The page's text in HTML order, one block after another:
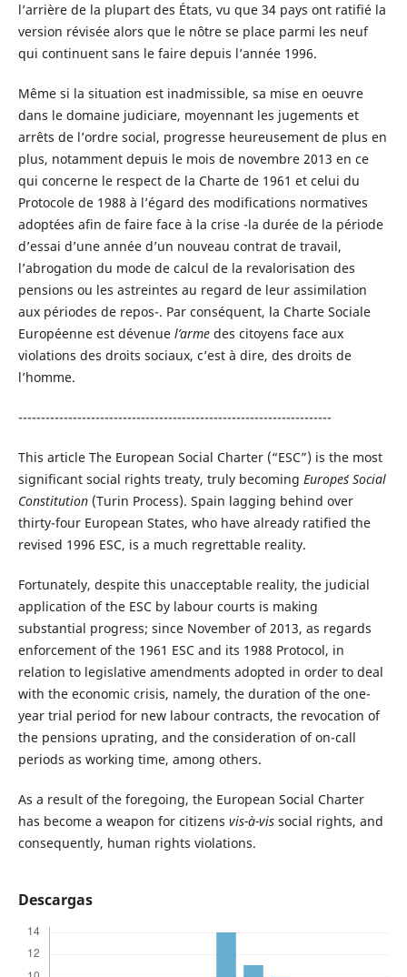
l’arrière de la plupart des États, vu que 34 pays ont ratifié la
version révisée alors que le nôtre se place parmi les neuf
qui continuent sans le faire depuis l’année 1996.
Même si la situation est inadmissible, sa mise en oeuvre
dans le domaine judiciare, moyennant les jugements et
arrêts de l’ordre social, progresse heureusement de plus en
plus, notamment depuis le mois de novembre 2013 en ce
qui concerne le respect de la Charte de 1961 et celui du
Protocole de 1988 à l’égard des modifications normatives
adoptées afin de faire face à la crise -la durée de la période
d’essai d’une année d’un nouveau contrat de travail,
l’abrogation du mode de calcul de la revalorisation des
pensions ou les astreintes au regard de leur assimilation
aux périodes de repos-. Par conséquent, la Charte Sociale
Européenne est dévenue l’armedes citoyens face aux
violations des droits sociaux, c’est à dire, des droits de
l’homme.
---------------------------------------------------------------------
This article The European Social Charter (“ESC”) is the most
significant social rights treaty, truly becoming Europe´s Social
Constitution(Turin Process). Spain lagging behind over
thirty-four European States, who have already ratified the
revised 1996 ESC, is a much regrettable reality.
Fortunately, despite this unacceptable reality, the judicial
application of the ESC by labour courts is making
substantial progress; since November of 2013, as regards
enforcement of the 1961 ESC and its 1988 Protocol, in
relation to legislative amendments adopted in order to deal
with the economic crisis, namely, the duration of the one-
year trial period for new labour contracts, the revocation of
the pensions uprating, and the consideration of on-call
periods as working time, among others.
As a result of the foregoing, the European Social Charter
has become a weapon for citizens vis-à-vissocial rights, and
consequently, human rights violations.
Descargas